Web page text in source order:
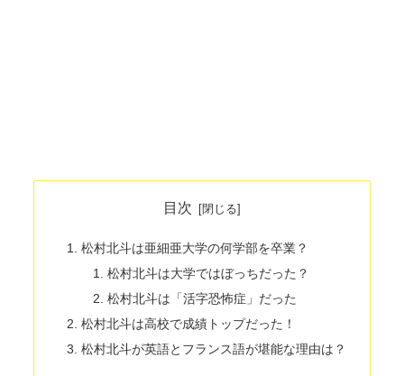
目次
松村北斗は亜細亜大学の何学部を卒業？
松村北斗は大学ではぼっちだった？
松村北斗は「活字恐怖症」だった
松村北斗は高校で成績トップだった！
松村北斗が英語とフランス語が堪能な理由は？